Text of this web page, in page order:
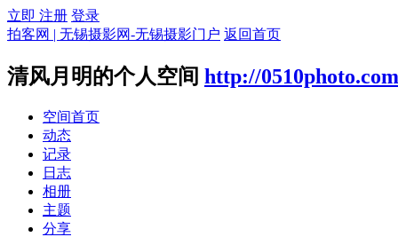
立即 注册 登录
拍客网 | 无锡摄影网-无锡摄影门户 返回首页
清风月明的个人空间 http://
空间首页
动态
记录
日志
相册
主题
分享